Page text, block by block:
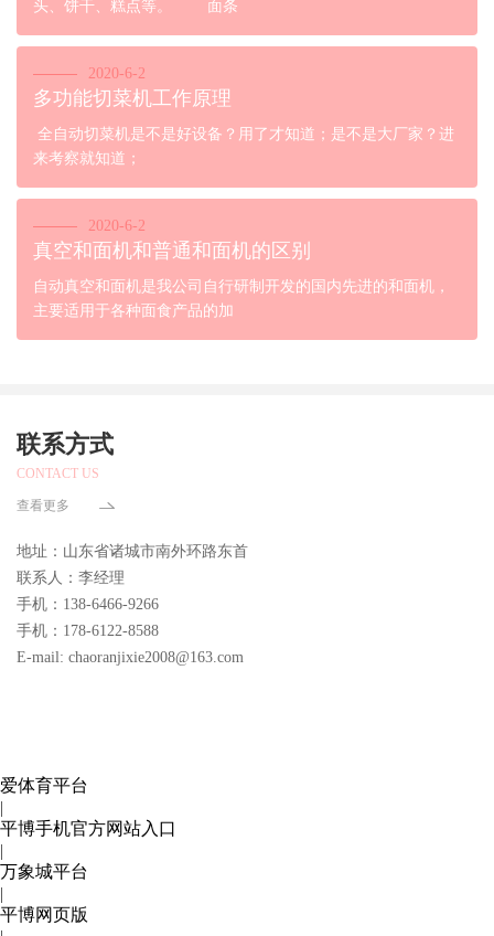
头、饼干、糕点等。 面条
2020-6-2
多功能切菜机工作原理
全自动切菜机是不是好设备？用了才知道；是不是大厂家？进
来考察就知道；
2020-6-2
真空和面机和普通和面机的区别
自动真空和面机是我公司自行研制开发的国内先进的和面机，
主要适用于各种面食产品的加
联系方式
CONTACT US
查看更多
地址：山东省诸城市南外环路东首
联系人：李经理
手机：138-6466-9266
手机：178-6122-8588
E-mail: chaoranjixie2008@163.com
爱体育平台
|
平博手机官方网站入口
|
万象城平台
|
平博网页版